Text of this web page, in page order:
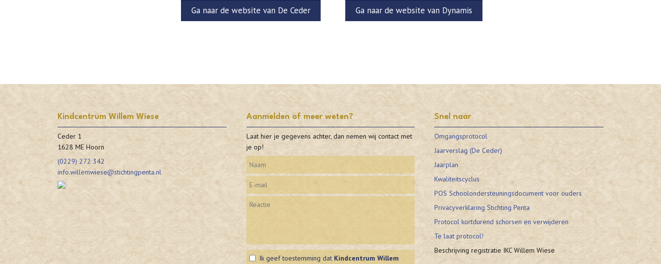
Ga naar de website van De Ceder Ga naar de website van Dynamis
Kindcentrum Willem Wiese
Ceder 1
1628 ME Hoorn
(0229) 272 342
info.willemwiese@stichtingpenta.nl
Aanmelden of meer weten?
Laat hier je gegevens achter, dan nemen wij contact met
je op!
Ik geef toestemming dat Kindcentrum Willem
Snel naar
Omgangsprotocol
Jaarverslag (De Ceder)
Jaarplan
Kwaliteitscyclus
POS Schoolondersteuningsdocument voor ouders
Privacyverklaring Stichting Penta
Protocol kortdurend schorsen en verwijderen
Te laat protocol!
Beschrijving registratie IKC Willem Wiese